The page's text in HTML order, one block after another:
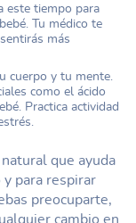
este tiempo para
Tu médico te
más
cuerpo y tu mente.
como el ácido
Practica actividad
que ayuda
y para respirar
preocuparte,
cambio en